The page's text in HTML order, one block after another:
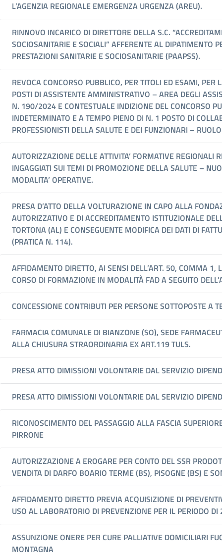
L’AGENZIA REGIONALE EMERGENZA URGENZA (AREU).
RINNOVO INCARICO DI DIRETTORE DELLA S.C.
SOCIOSANITARIE E SOCIALI” AFFERENTE AL DIPATIMENTO
PRESTAZIONI SANITARIE E SOCIOSANITARIE (PAAPSS).
REVOCA CONCORSO PUBBLICO, PER TITOLI ED ESAMI,
POSTI DI ASSISTENTE AMMINISTRATIVO – AREA DEGLI
N. 190/2024 E CONTESTUALE INDIZIONE DEL CONCORSO
INDETERMINATO E A TEMPO PIENO DI N. 1 POSTO DI
PROFESSIONISTI DELLA SALUTE E DEI FUNZIONARI –
AUTORIZZAZIONE DELLE ATTIVITA’ FORMATIVE REGIONALI
INGAGGIATI SUI TEMI DI PROMOZIONE DELLA SALUTE –
MODALITA’ OPERATIVE.
PRESA D’ATTO DELLA VOLTURAZIONE IN CAPO ALLA
AUTORIZZATIVO E DI ACCREDITAMENTO ISTITUZIONALE
TORTONA (AL) E CONSEGUENTE MODIFICA DEI DATI DI
(PRATICA N. 114).
AFFIDAMENTO DIRETTO, AI SENSI DELL’ART. 50, COMMA
CORSO DI FORMAZIONE IN MODALITÀ FAD A SEGUITO
CONCESSIONE CONTRIBUTI PER PERSONE SOTTOPOSTE
FARMACIA COMUNALE DI BIANZONE (SO), SEDE
ALLA CHIUSURA STRAORDINARIA EX ART.119 TULS.
PRESA ATTO DIMISSIONI VOLONTARIE DAL SERVIZIO
PRESA ATTO DIMISSIONI VOLONTARIE DAL SERVIZIO
RICONOSCIMENTO DEL PASSAGGIO ALLA FASCIA
PIRRONE
AUTORIZZAZIONE A EROGARE PER CONTO DEL SSR
VENDITA DI DARFO BOARIO TERME (BS), PISOGNE (BS) E
AFFIDAMENTO DIRETTO PREVIA ACQUISIZIONE DI
USO AL LABORATORIO DI PREVENZIONE PER IL PERIODO
ASSUNZIONE ONERE PER CURE PALLIATIVE DOMICILIARI
MONTAGNA